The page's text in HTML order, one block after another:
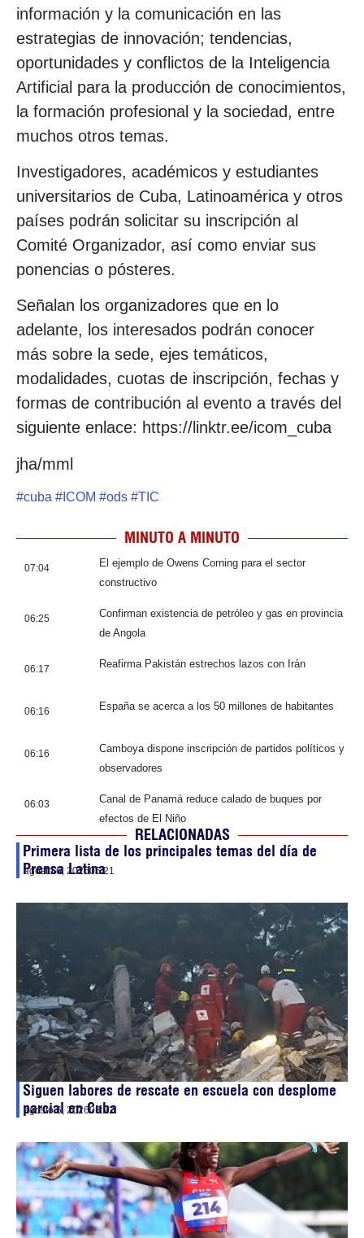
información y la comunicación en las
estrategias de innovación; tendencias,
oportunidades y conflictos de la Inteligencia
Artificial para la producción de conocimientos,
la formación profesional y la sociedad, entre
muchos otros temas.
Investigadores, académicos y estudiantes
universitarios de Cuba, Latinoamérica y otros
países podrán solicitar su inscripción al
Comité Organizador, así como enviar sus
ponencias o pósteres.
Señalan los organizadores que en lo
adelante, los interesados podrán conocer
más sobre la sede, ejes temáticos,
modalidades, cuotas de inscripción, fechas y
formas de contribución al evento a través del
siguiente enlace: https://linktr.ee/icom_cuba
jha/mml
#cuba # ICOM #ods #TIC
MINUTO A MINUTO
07:04
El ejemplo de Owens Corning para el sector
constructivo
06:25
Confirman existencia de petróleo y gas en provincia
de Angola
06:17 Reafirma Pakistán estrechos lazos con Irán
06:16 España se acerca a los 50 millones de habitantes
06:16
Camboya dispone inscripción de partidos políticos y
observadores
06:03
Canal de Panamá reduce calado de buques por
efectos de El Niño
RELACIONADAS
Primera lista de los principales temas del día de
Prensa Latina
agosto 6, 202605:21
Siguen labores de rescate en escuela con desplome
parcial en Cuba
agosto 6, 202603:22